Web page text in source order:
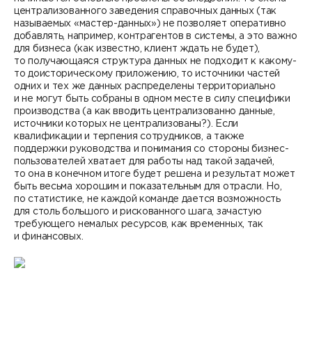
централизованного заведения справочных данных (так
называемых «мастер-данных») не позволяет оперативно
добавлять, например, контрагентов в системы, а это важно
для бизнеса (как известно, клиент ждать не будет),
то получающаяся структура данных не подходит к какому-
то доисторическому приложению, то источники частей
одних и тех же данных распределены территориально
и не могут быть собраны в одном месте в силу специфики
производства (а как вводить централизованно данные,
источники которых не централизованы?). Если
квалификации и терпения сотрудников, а также
поддержки руководства и понимания со стороны бизнес-
пользователей хватает для работы над такой задачей,
то она в конечном итоге будет решена и результат может
быть весьма хорошим и показательным для отрасли. Но,
по статистике, не каждой команде дается возможность
для столь большого и рискованного шага, зачастую
требующего немалых ресурсов, как временных, так
и финансовых.